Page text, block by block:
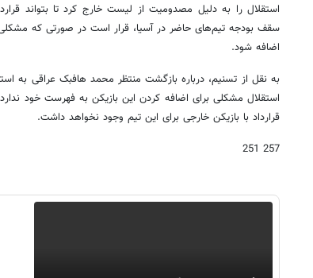
استقلال را به دلیل مصدومیت از لیست خارج کرد تا بتواند
سقف بودجه تیم‌های حاضر در آسیا، قرار است در صورتی که مشکلی
اضافه شود.
به نقل از تسنیم، درباره بازگشت منتظر محمد هافبک عراقی به
استقلال مشکلی برای اضافه کردن این بازیکن به فهرست خود
قرارداد با بازیکن خارجی برای این تیم وجود نخواهد داشت.
257 251